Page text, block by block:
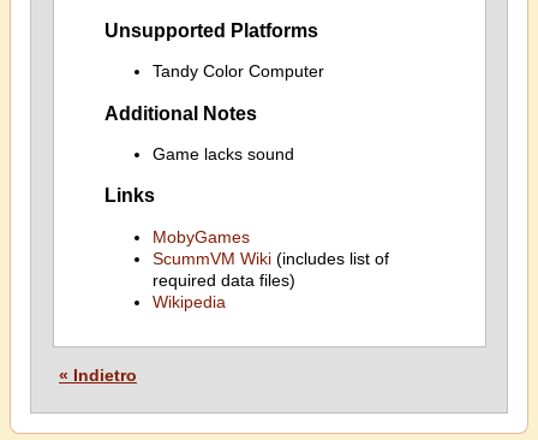
Unsupported Platforms
Tandy Color Computer
Additional Notes
Game lacks sound
Links
MobyGames
ScummVM Wiki(includes list of
required data files)
Wikipedia
« Indietro